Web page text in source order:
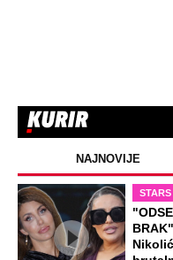
NAJNOVIJE
STARS